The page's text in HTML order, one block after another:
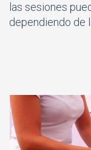
las sesiones
dependiendo de